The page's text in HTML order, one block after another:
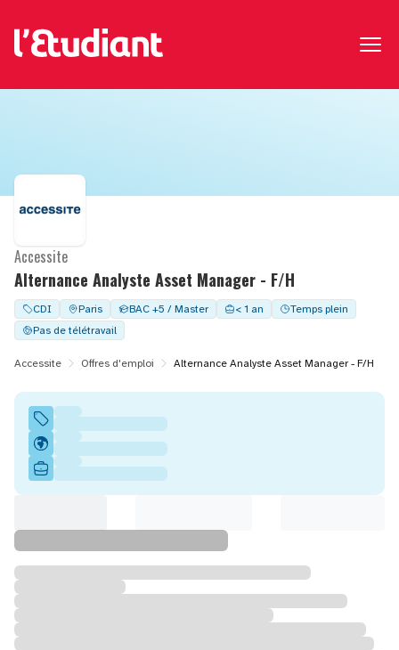
Alternance Analyste Asset Manager - F/H
Accessite
CDI Paris BAC +5 / Master < 1 an
Temps plein
Pas de télétravail
Accessite Offres d'emploi Alternance Analyste Asset Manager - F/H